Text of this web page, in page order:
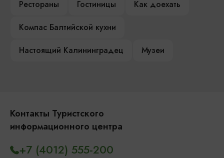
Рестораны
Гостиницы
Как доехать
Компас Балтийской кухни
Настоящий Калининградец
Музеи
Контакты Туристского
информационного центра
+7 (4012) 555-200